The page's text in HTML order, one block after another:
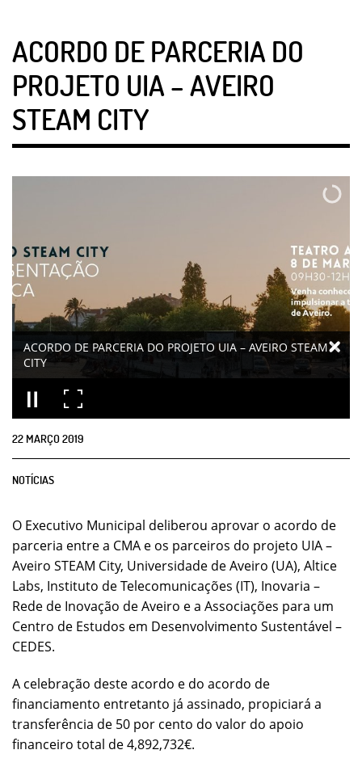
ACORDO DE PARCERIA DO
PROJETO UIA – AVEIRO
STEAM CITY
ACORDO DE PARCERIA DO PROJETO UIA – AVEIRO STEAM
CITY
22 MARÇO2019
NOTÍCIAS
O Executivo Municipal deliberou aprovar o acordo de
parceria entre a CMA e os parceiros do projeto UIA –
Aveiro STEAM City, Universidade de Aveiro (UA), Altice
Labs, Instituto de Telecomunicações (IT), Inovaria –
Rede de Inovação de Aveiro e a Associações para um
Centro de Estudos em Desenvolvimento Sustentável –
CEDES.
A celebração deste acordo e do acordo de
financiamento entretanto já assinado, propiciará a
transferência de 50 por cento do valor do apoio
financeiro total de 4,892,732€.